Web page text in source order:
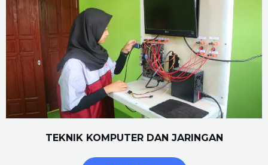
TEKNIK KOMPUTER DAN JARINGAN